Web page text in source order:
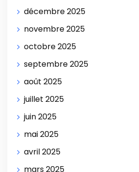
décembre 2025
novembre 2025
octobre 2025
septembre 2025
août 2025
juillet 2025
juin 2025
mai 2025
avril 2025
mars 2025